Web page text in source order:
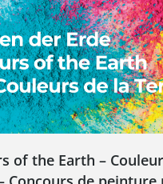
of the Earth –